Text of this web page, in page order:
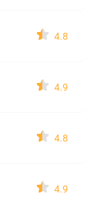
4.8
4.9
4.8
4.9